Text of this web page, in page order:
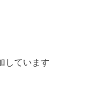
しています